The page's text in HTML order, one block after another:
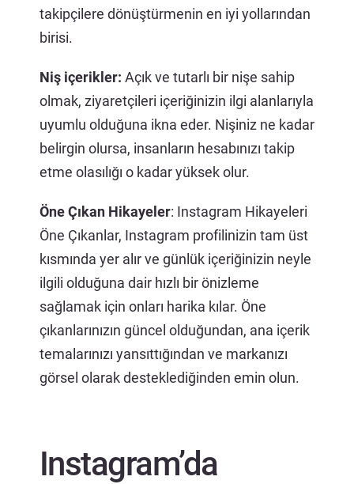
takipçilere dönüştürmenin en iyi yollarından
birisi.
Niş içerikler: Açık ve tutarlı bir nişe sahip
olmak, ziyaretçileri içeriğinizin ilgi alanlarıyla
uyumlu olduğuna ikna eder. Nişiniz ne kadar
belirgin olursa, insanların hesabınızı takip
etme olasılığı o kadar yüksek olur.
Öne Çıkan Hikayeler: Instagram Hikayeleri
Öne Çıkanlar, Instagram profilinizin tam üst
kısmında yer alır ve günlük içeriğinizin neyle
ilgili olduğuna dair hızlı bir önizleme
sağlamak için onları harika kılar. Öne
çıkanlarınızın güncel olduğundan, ana içerik
temalarınızı yansıttığından ve markanızı
görsel olarak desteklediğinden emin olun.
Instagram’da